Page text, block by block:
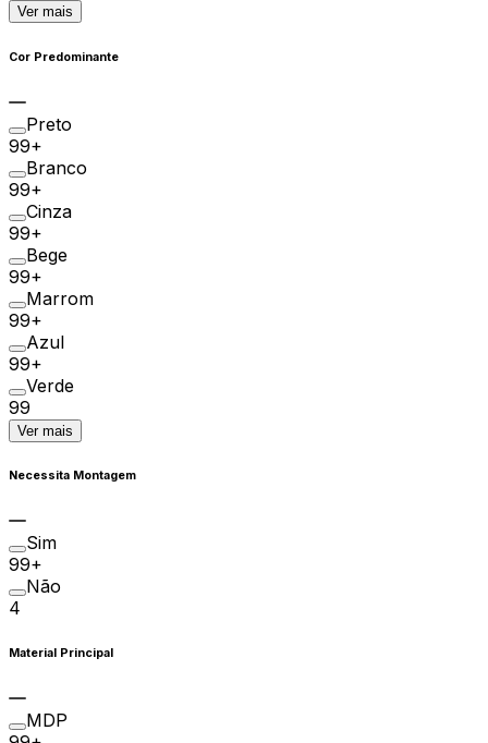
Ver mais
Cor Predominante
Preto
99+
Branco
99+
Cinza
99+
Bege
99+
Marrom
99+
Azul
99+
Verde
99
Ver mais
Necessita Montagem
Sim
99+
Não
4
Material Principal
MDP